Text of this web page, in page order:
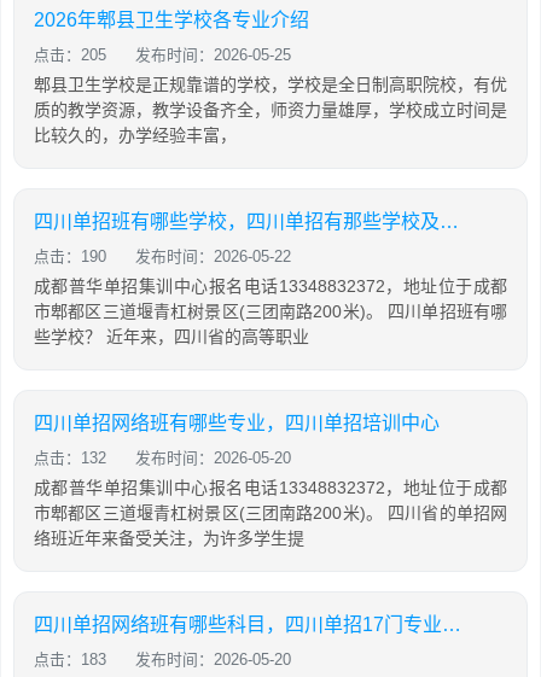
2026年郫县卫生学校各专业介绍
点击：205 发布时间：2026-05-25
郫县卫生学校是正规靠谱的学校，学校是全日制高职院校，有优
质的教学资源，教学设备齐全，师资力量雄厚，学校成立时间是
比较久的，办学经验丰富，
四川单招班有哪些学校，四川单招有那些学校及专业
点击：190 发布时间：2026-05-22
成都普华单招集训中心报名电话13348832372，地址位于成都
市郫都区三道堰青杠树景区(三团南路200米)。 四川单招班有哪
些学校？ 近年来，四川省的高等职业
四川单招网络班有哪些专业，四川单招培训中心
点击：132 发布时间：2026-05-20
成都普华单招集训中心报名电话13348832372，地址位于成都
市郫都区三道堰青杠树景区(三团南路200米)。 四川省的单招网
络班近年来备受关注，为许多学生提
四川单招网络班有哪些科目，四川单招17门专业有那些科目
点击：183 发布时间：2026-05-20